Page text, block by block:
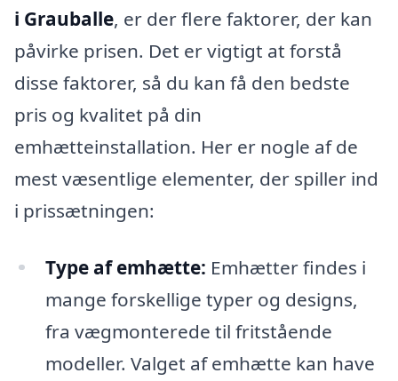
i Grauballe, er der flere faktorer, der kan
påvirke prisen. Det er vigtigt at forstå
disse faktorer, så du kan få den bedste
pris og kvalitet på din
emhætteinstallation. Her er nogle af de
mest væsentlige elementer, der spiller ind
i prissætningen:
Type af emhætte: Emhætter findes i
mange forskellige typer og designs,
fra vægmonterede til fritstående
modeller. Valget af emhætte kan have